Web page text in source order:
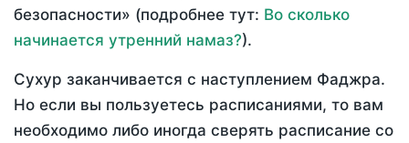
безопасности» (подробнее тут: Во сколько
начинается утренний намаз?).
Сухур заканчивается с наступлением Фаджра.
Но если вы пользуетесь расписаниями, то вам
необходимо либо иногда сверять расписание со